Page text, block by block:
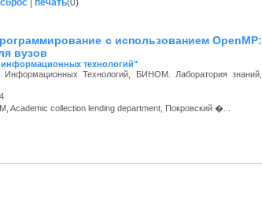
сброс печать(0)
с использованием OpenMP:
вузов
технологий"
Информационных Технологий, БИНОМ. Лаборатория знаний,
Academic collection lending department, Покровский �...